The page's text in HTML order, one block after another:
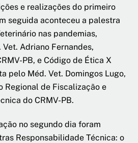
e realizações do primeiro
seguida aconteceu a palestra
nas pandemias,
Adriano Fernandes,
PB, e Código de Ética X
pelo Méd. Vet. Domingos Lugo,
Regional de Fiscalização e
do CRMV-PB.
no segundo dia foram
Responsabilidade Técnica: o